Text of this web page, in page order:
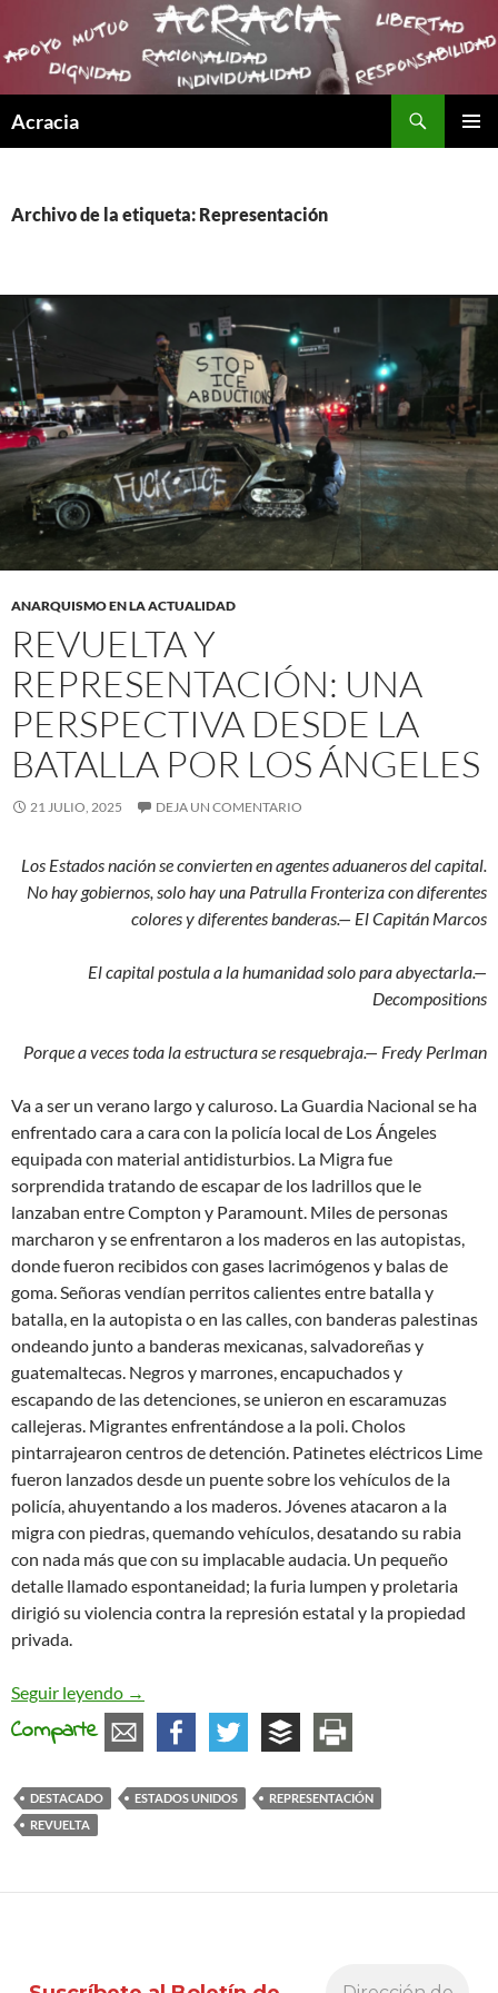
Acracia
Archivo de la etiqueta: Representación
ANARQUISMO EN LA ACTUALIDAD
REVUELTA Y
REPRESENTACIÓN: UNA
PERSPECTIVA DESDE LA
BATALLA POR LOS ÁNGELES
21 JULIO, 2025 DEJA UN COMENTARIO
Los Estados nación se convierten en agentes aduaneros del capital.
No hay gobiernos, solo hay una Patrulla Fronteriza con diferentes
colores y diferentes banderas.— El Capitán Marcos
El capital postula a la humanidad solo para abyectarla.—
Decompositions
Porque a veces toda la estructura se resquebraja.— Fredy Perlman
Va a ser un verano largo y caluroso. La Guardia Nacional se ha
enfrentado cara a cara con la policía local de Los Ángeles
equipada con material antidisturbios. La Migra fue
sorprendida tratando de escapar de los ladrillos que le
lanzaban entre Compton y Paramount. Miles de personas
marcharon y se enfrentaron a los maderos en las autopistas,
donde fueron recibidos con gases lacrimógenos y balas de
goma. Señoras vendían perritos calientes entre batalla y
batalla, en la autopista o en las calles, con banderas palestinas
ondeando junto a banderas mexicanas, salvadoreñas y
guatemaltecas. Negros y marrones, encapuchados y
escapando de las detenciones, se unieron en escaramuzas
callejeras. Migrantes enfrentándose a la poli. Cholos
pintarrajearon centros de detención. Patinetes eléctricos Lime
fueron lanzados desde un puente sobre los vehículos de la
policía, ahuyentando a los maderos. Jóvenes atacaron a la
migra con piedras, quemando vehículos, desatando su rabia
con nada más que con su implacable audacia. Un pequeño
detalle llamado espontaneidad; la furia lumpen y proletaria
dirigió su violencia contra la represión estatal y la propiedad
privada.
Seguir leyendo Revuelta y representación: una perspectiva
→
Comparte
DESTACADO ESTADOS UNIDOS
REPRESENTACIÓN
REVUELTA